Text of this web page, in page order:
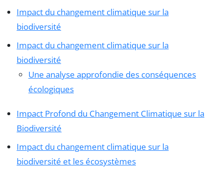
Impact du changement climatique sur la
biodiversité
Impact du changement climatique sur la
biodiversité
Une analyse approfondie des conséquences
écologiques
Impact Profond du Changement Climatique sur la
Biodiversité
Impact du changement climatique sur la
biodiversité et les écosystèmes